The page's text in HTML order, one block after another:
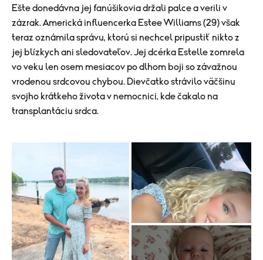
Ešte donedávna jej fanúšikovia držali palce a verili v
zázrak. Americká influencerka Estee Williams (29) však
teraz oznámila správu, ktorú si nechcel pripustiť nikto z
jej blízkych ani sledovateľov. Jej dcérka Estelle zomrela
vo veku len osem mesiacov po dlhom boji so závažnou
vrodenou srdcovou chybou. Dievčatko strávilo väčšinu
svojho krátkeho života v nemocnici, kde čakalo na
transplantáciu srdca.